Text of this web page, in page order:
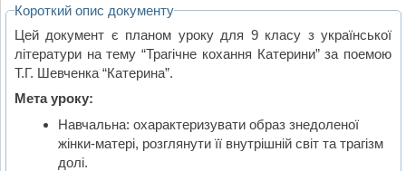
Короткий опис документу
Цей документ є планом уроку для 9 класу з української
літератури на тему “Трагічне кохання Катерини” за поемою
Т.Г. Шевченка “Катерина”.
Мета уроку:
Навчальна: охарактеризувати образ знедоленої
жінки-матері, розглянути її внутрішній світ та трагізм
долі.